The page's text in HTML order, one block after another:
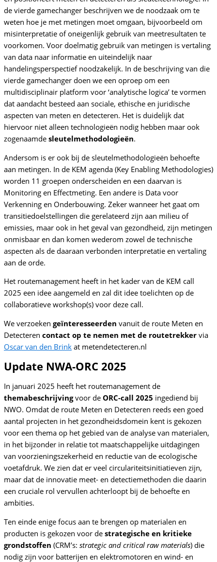
de vierde gamechanger beschrijven we de noodzaak om te
weten hoe je met metingen moet omgaan, bijvoorbeeld om
misinterpretatie of oneigenlijk gebruik van meetresultaten te
voorkomen. Voor doelmatig gebruik van metingen is vertaling
van data naar informatie en uiteindelijk naar
handelingsperspectief noodzakelijk. In de beschrijving van die
vierde gamechanger doen we een oproep om een
multidisciplinair platform voor ‘analytische logica’ te vormen
dat aandacht besteed aan sociale, ethische en juridische
aspecten van meten en detecteren. Het is duidelijk dat
hiervoor niet alleen technologieën nodig hebben maar ook
zogenaamde sleutelmethodologieën.
Andersom is er ook bij de sleutelmethodologieën behoefte
aan metingen. In de KEM agenda (Key Enabling Methodologies)
worden 11 groepen onderscheiden en een daarvan is
Monitoring en Effectmeting. Een andere is Data voor
Verkenning en Onderbouwing. Zeker wanneer het gaat om
transitiedoelstellingen die gerelateerd zijn aan milieu of
emissies, maar ook in het geval van gezondheid, zijn metingen
onmisbaar en dan komen wederom zowel de technische
aspecten als de daaraan verbonden interpretatie en vertaling
aan de orde.
Het routemanagement heeft in het kader van de KEM call
2025 een idee aangemeld en zal dit idee toelichten op de
collaboratieve workshop(s) voor deze call.
We verzoeken geïnteresseerden vanuit de route Meten en
Detecteren contact op te nemen met de routetrekker via
Oscar van den Brink at metendetecteren.nl
Update NWA-ORC 2025
In januari 2025 heeft het routemanagement de
themabeschrijvingvoor de ORC-call 2025 ingediend bij
NWO. Omdat de route Meten en Detecteren reeds een goed
aantal projecten in het gezondheidsdomein kent is gekozen
voor een thema op het gebied van de analyse van materialen,
in het bijzonder in relatie tot maatschappelijke uitdagingen
van voorzieningszekerheid en reductie van de ecologische
voetafdruk. We zien dat er veel circulariteitsinitiatieven zijn,
maar dat de innovatie meet- en detectiemethoden die daarin
een cruciale rol vervullen achterloopt bij de behoefte en
ambities.
Ten einde enige focus aan te brengen op materialen en
producten is gekozen voor de strategische en kritieke
grondstoffen (CRM’s: strategic and critical raw materials) die
nodig zijn voor batterijen en elektromotoren en wind- en